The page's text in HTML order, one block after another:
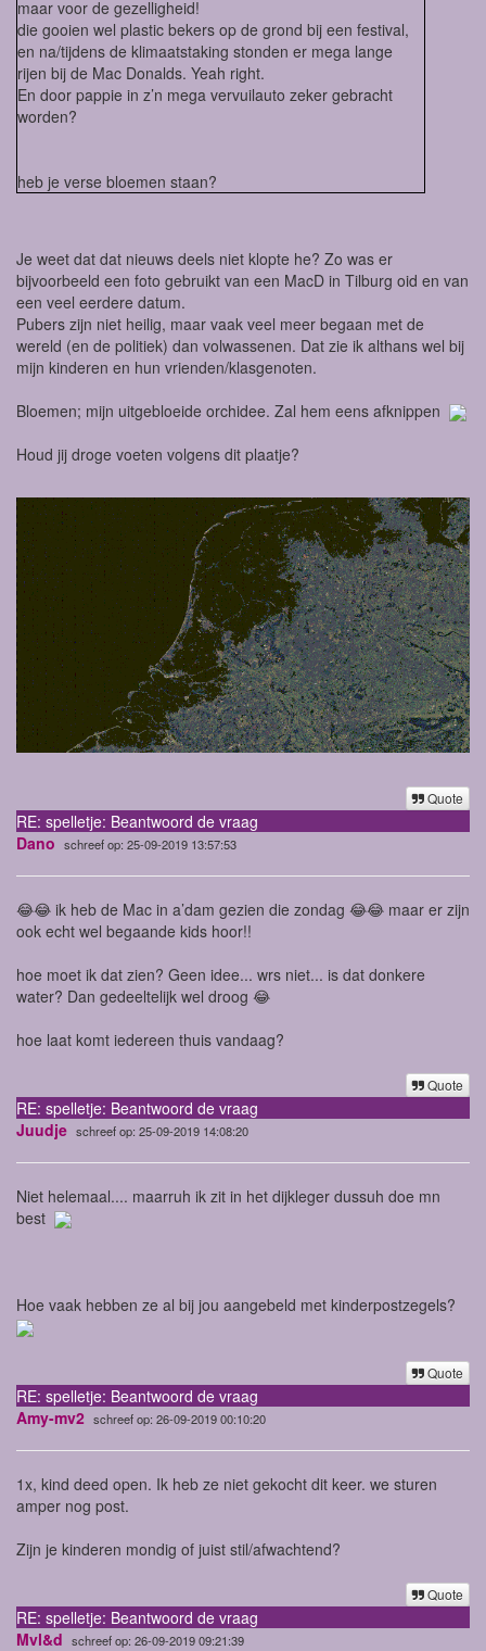
maar voor de gezelligheid!
die gooien wel plastic bekers op de grond bij een festival,
en na/tijdens de klimaatstaking stonden er mega lange
rijen bij de Mac Donalds. Yeah right.
En door pappie in z’n mega vervuilauto zeker gebracht
worden?
heb je verse bloemen staan?
Je weet dat dat nieuws deels niet klopte he? Zo was er
bijvoorbeeld een foto gebruikt van een MacD in Tilburg oid en van
een veel eerdere datum.
Pubers zijn niet heilig, maar vaak veel meer begaan met de
wereld (en de politiek) dan volwassenen. Dat zie ik althans wel bij
mijn kinderen en hun vrienden/klasgenoten.
Bloemen; mijn uitgebloeide orchidee. Zal hem eens afknippen
Houd jij droge voeten volgens dit plaatje?
Quote
RE: spelletje: Beantwoord de vraag
Dano schreef op: 25-09-2019 13:57:53
😂😂 ik heb de Mac in a’dam gezien die zondag 😂😂 maar er zijn
ook echt wel begaande kids hoor!!
hoe moet ik dat zien? Geen idee... wrs niet... is dat donkere
water? Dan gedeeltelijk wel droog 😂
hoe laat komt iedereen thuis vandaag?
Quote
RE: spelletje: Beantwoord de vraag
Juudje schreef op: 25-09-2019 14:08:20
Niet helemaal.... maarruh ik zit in het dijkleger dussuh doe mn
best
Hoe vaak hebben ze al bij jou aangebeld met kinderpostzegels?
Quote
RE: spelletje: Beantwoord de vraag
Amy-mv2 schreef op: 26-09-2019 00:10:20
1x, kind deed open. Ik heb ze niet gekocht dit keer. we sturen
amper nog post.
Zijn je kinderen mondig of juist stil/afwachtend?
Quote
RE: spelletje: Beantwoord de vraag
Mvl&d schreef op: 26-09-2019 09:21:39